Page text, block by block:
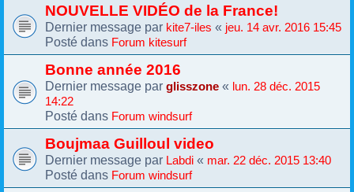
NOUVELLE VIDÉO de la France!
Dernier message par kite7-iles « jeu. 14 avr. 2016 15:45
Posté dans Forum kitesurf
Bonne année 2016
Dernier message par glisszone « lun. 28 déc. 2015
14:22
Posté dans Forum windsurf
Boujmaa Guilloul video
Dernier message par Labdi « mar. 22 déc. 2015 13:40
Posté dans Forum windsurf